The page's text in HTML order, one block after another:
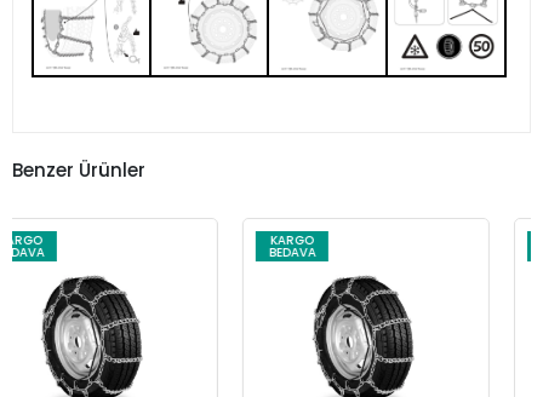
Benzer Ürünler
KARGO
BEDAVA
KARGO
BEDAVA